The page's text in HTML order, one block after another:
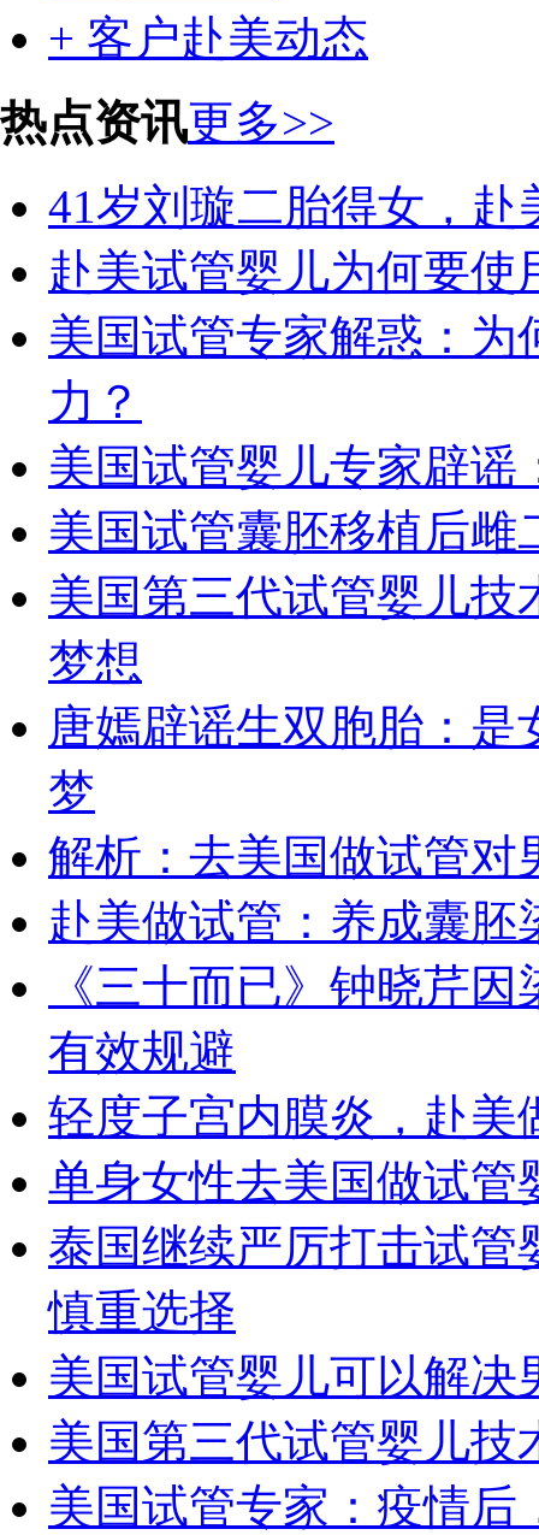
+ 客户赴美动态
热点资讯更多>>
41岁刘璇二胎得女，赴
赴美试管婴儿为何要
美国试管专家解惑：
力？
美国试管婴儿专家辟
美国试管囊胚移植后雌
美国第三代试管婴儿
梦想
唐嫣辟谣生双胞胎：
梦
解析：去美国做试管对
赴美做试管：养成囊
《三十而已》钟晓芹
有效规避
轻度子宫内膜炎，赴美
单身女性去美国做试管
泰国继续严厉打击试管
慎重选择
美国试管婴儿可以解
美国第三代试管婴儿
美国试管专家：疫情